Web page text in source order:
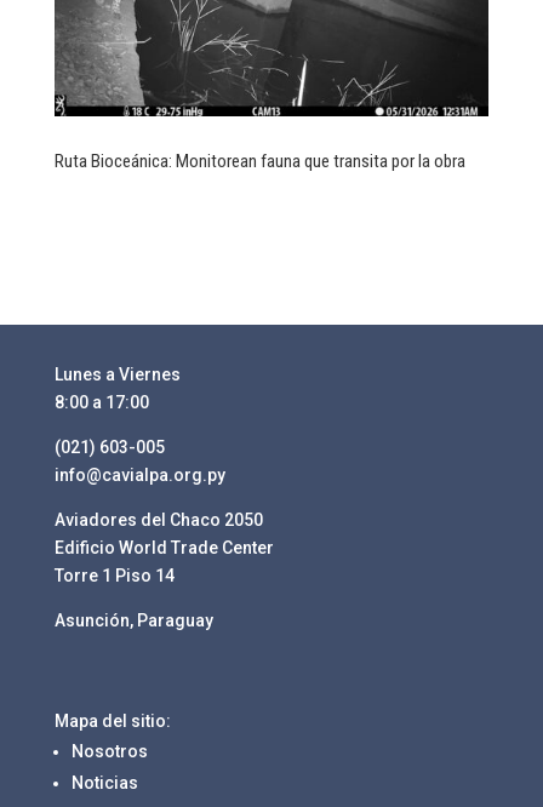
Ruta Bioceánica: Monitorean fauna que transita por la obra
Lunes a Viernes
8:00 a 17:00
(021) 603-005
info@cavialpa.org.py
Aviadores del Chaco 2050
Edificio World Trade Center
Torre 1 Piso 14
Asunción, Paraguay
Mapa del sitio:
Nosotros
Noticias